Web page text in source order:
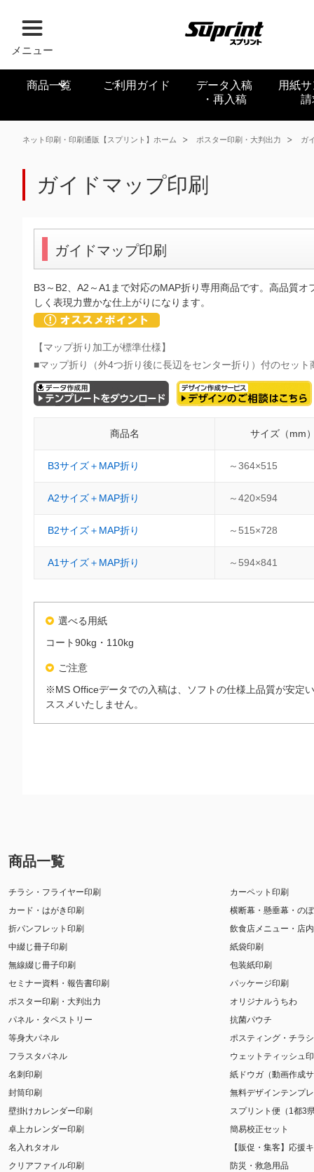
メニュー
商品一覧 ご利用ガイド
データ入稿
・再入稿
用紙
請
ネット印刷・印刷通販【スプリント】ホーム ポスター印刷・大判出力 ガ
ガイドマップ印刷
ガイドマップ印刷
B3～B2、A2～A1まで対応のMAP折り専用商品です。高品質オ
しく表現力豊かな仕上がりになります。
【マップ折り加工が標準仕様】
■マップ折り（外4つ折り後に長辺をセンター折り）付のセット
商品名 サイズ（mm
B3サイズ＋MAP折り ～364×515
A2サイズ＋MAP折り ～420×594
B2サイズ＋MAP折り ～515×728
A1サイズ＋MAP折り ～594×841
選べる用紙
コート90kg・110kg
ご注意
※MS Officeデータでの入稿は、ソフトの仕様上品質が安定
ススメいたしません。
商品一覧
チラシ・フライヤー印刷
カード・はがき印刷
折パンフレット印刷
中綴じ冊子印刷
無線綴じ冊子印刷
セミナー資料・報告書印刷
ポスター印刷・大判出力
パネル・タペストリー
等身大パネル
フラスタパネル
名刺印刷
封筒印刷
壁掛けカレンダー印刷
卓上カレンダー印刷
名入れタオル
クリアファイル印刷
カーペット印刷
横断幕・懸垂幕・の
飲食店メニュー・店
紙袋印刷
包装紙印刷
パッケージ印刷
オリジナルうちわ
抗菌パウチ
ポスティング・チラ
ウェットティッシュ
紙ドウガ（動画作成
無料デザインテンプ
スプリント便（1都3
簡易校正セット
【販促・集客】応援
防災・救急用品